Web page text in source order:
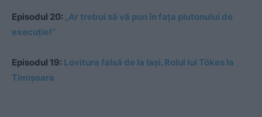
Episodul 20: „Ar trebui să vă pun în fața plutonului de
execuție!”
Episodul 19: Lovitura falsă de la Iași. Rolul lui Tökes la
Timișoara